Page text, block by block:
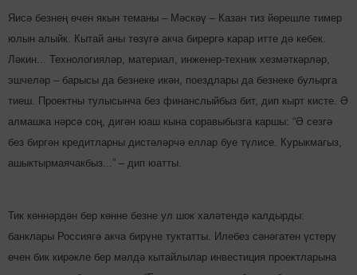
Яисә безнең өчен якын теманы – Мәскәү – Казан тиз йөрешле тимер
юлын алыйк. Кытай аны төзүгә акча бирергә карар итте дә кебек.
Ләкин... Технологияләр, мате­риал, инженер-техник хез­мәткәрләр,
эшчеләр – барысы да безнеке икән, поездлары да безнеке булырга
тиеш. Проектны тулысынча без финанслыйбыз бит, дип кырт кис­т­е. Ә
алмашка нәрсә соң, дигән юаш кына соравыбызга каршы: “Ә сезгә
без биргән кредитларны дистәләрчә еллар буе түлисе. Курыкмагыз,
ашыктырмаячакбыз...” – дип юатты.
Тик көннәрдән бер көнне безне ул шок халәтендә калдырды:
банклары Россиягә акча бирүне туктатты. Илебез сәнәгатен үстерү
өчен бик кирәкле бер мәлдә кытайлылар инвестиция проектларына